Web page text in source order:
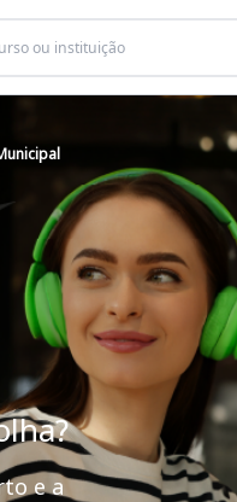
e a